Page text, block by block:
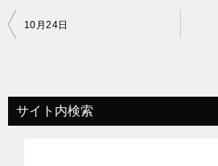
投
ビ
ゲ
10月24日
サイト内検索